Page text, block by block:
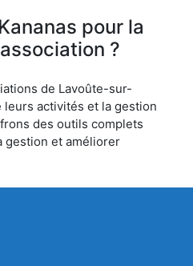
pour la
?
de Lavoûte-sur-
leurs activités et la gestion
des outils complets
gestion et améliorer